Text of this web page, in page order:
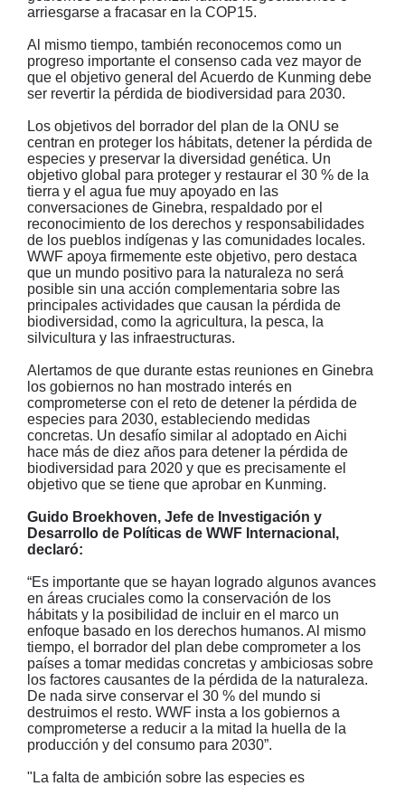
arriesgarse a fracasar en la COP15.
Al mismo tiempo, también reconocemos como un
progreso importante el consenso cada vez mayor de
que el objetivo general del Acuerdo de Kunming debe
ser revertir la pérdida de biodiversidad para 2030.
Los objetivos del borrador del plan de la ONU se
centran en proteger los hábitats, detener la pérdida de
especies y preservar la diversidad genética. Un
objetivo global para proteger y restaurar el 30 % de la
tierra y el agua fue muy apoyado en las
conversaciones de Ginebra, respaldado por el
reconocimiento de los derechos y responsabilidades
de los pueblos indígenas y las comunidades locales.
WWF apoya firmemente este objetivo, pero destaca
que un mundo positivo para la naturaleza no será
posible sin una acción complementaria sobre las
principales actividades que causan la pérdida de
biodiversidad, como la agricultura, la pesca, la
silvicultura y las infraestructuras.
Alertamos de que durante estas reuniones en Ginebra
los gobiernos no han mostrado interés en
comprometerse con el reto de detener la pérdida de
especies para 2030, estableciendo medidas
concretas. Un desafío similar al adoptado en Aichi
hace más de diez años para detener la pérdida de
biodiversidad para 2020 y que es precisamente el
objetivo que se tiene que aprobar en Kunming.
Guido Broekhoven, Jefe de Investigación y
Desarrollo de Políticas de WWF Internacional,
declaró:
“Es importante que se hayan logrado algunos avances
en áreas cruciales como la conservación de los
hábitats y la posibilidad de incluir en el marco un
enfoque basado en los derechos humanos. Al mismo
tiempo, el borrador del plan debe comprometer a los
países a tomar medidas concretas y ambiciosas sobre
los factores causantes de la pérdida de la naturaleza.
De nada sirve conservar el 30 % del mundo si
destruimos el resto. WWF insta a los gobiernos a
comprometerse a reducir a la mitad la huella de la
producción y del consumo para 2030”.
"La falta de ambición sobre las especies es